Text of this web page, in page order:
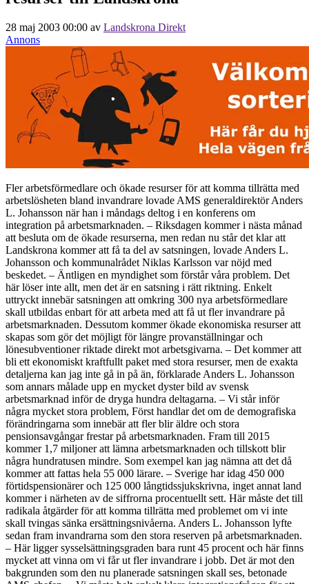
28 maj 2003 00:00 av Landskrona Direkt
Annons
Fler arbetsförmedlare och ökade resurser för att komma tillrätta med
arbetslösheten bland invandrare lovade AMS generaldirektör Anders
L. Johansson när han i måndags deltog i en konferens om
integration på arbetsmarknaden. – Riksdagen kommer i nästa månad
att besluta om de ökade resurserna, men redan nu står det klar att
Landskrona kommer att få ta del av satsningen, lovade Anders L.
Johansson och kommunalrådet Niklas Karlsson var nöjd med
beskedet. – Äntligen en myndighet som förstår våra problem. Det
här löser inte allt, men det är en satsning i rätt riktning. Enkelt
uttryckt innebär satsningen att omkring 300 nya arbetsförmedlare
skall utbildas enbart för att arbeta med att få ut fler invandrare på
arbetsmarknaden. Dessutom kommer ökade ekonomiska resurser att
skapas som gör det möjligt för längre provanställningar och
lönesubventioner riktade direkt mot arbetsgivarna. – Det kommer att
bli ett ekonomiskt kraftfullt paket med stora resurser, men de exakta
detaljerna kan jag inte gå in på än, förklarade Anders L. Johansson
som annars målade upp en mycket dyster bild av svensk
arbetsmarknad inför de dryga hundra deltagarna. – Vi står inför
några mycket stora problem, Först handlar det om de demografiska
förändringarna som innebär att fler blir äldre och stora
pensionsavgångar frestar på arbetsmarknaden. Fram till 2015
kommer 1,7 miljoner att lämna arbetsmarknaden och tillskott blir
några hundratusen mindre. Som exempel kan jag nämna att det då
kommer att fattas hela 55 000 lärare. – Sverige har idag 450 000
förtidspensionärer och 125 000 långtidssjukskrivna, inget annat land
kommer i närheten av de siffrorna procentuellt sett. Här måste det till
radikala åtgärder för att komma tillrätta med problemet om vi inte
skall tvingas sänka ersättningsnivåerna. Anders L. Johansson lyfte
sedan fram invandrarna som den stora reserven på arbetsmarknaden.
– Här ligger sysselsättningsgraden bara runt 45 procent och här finns
mycket att vinna om vi får ut fler invandrare i jobb. Det är mot den
bakgrunden som den nu planerade satsningen skall ses, betonade